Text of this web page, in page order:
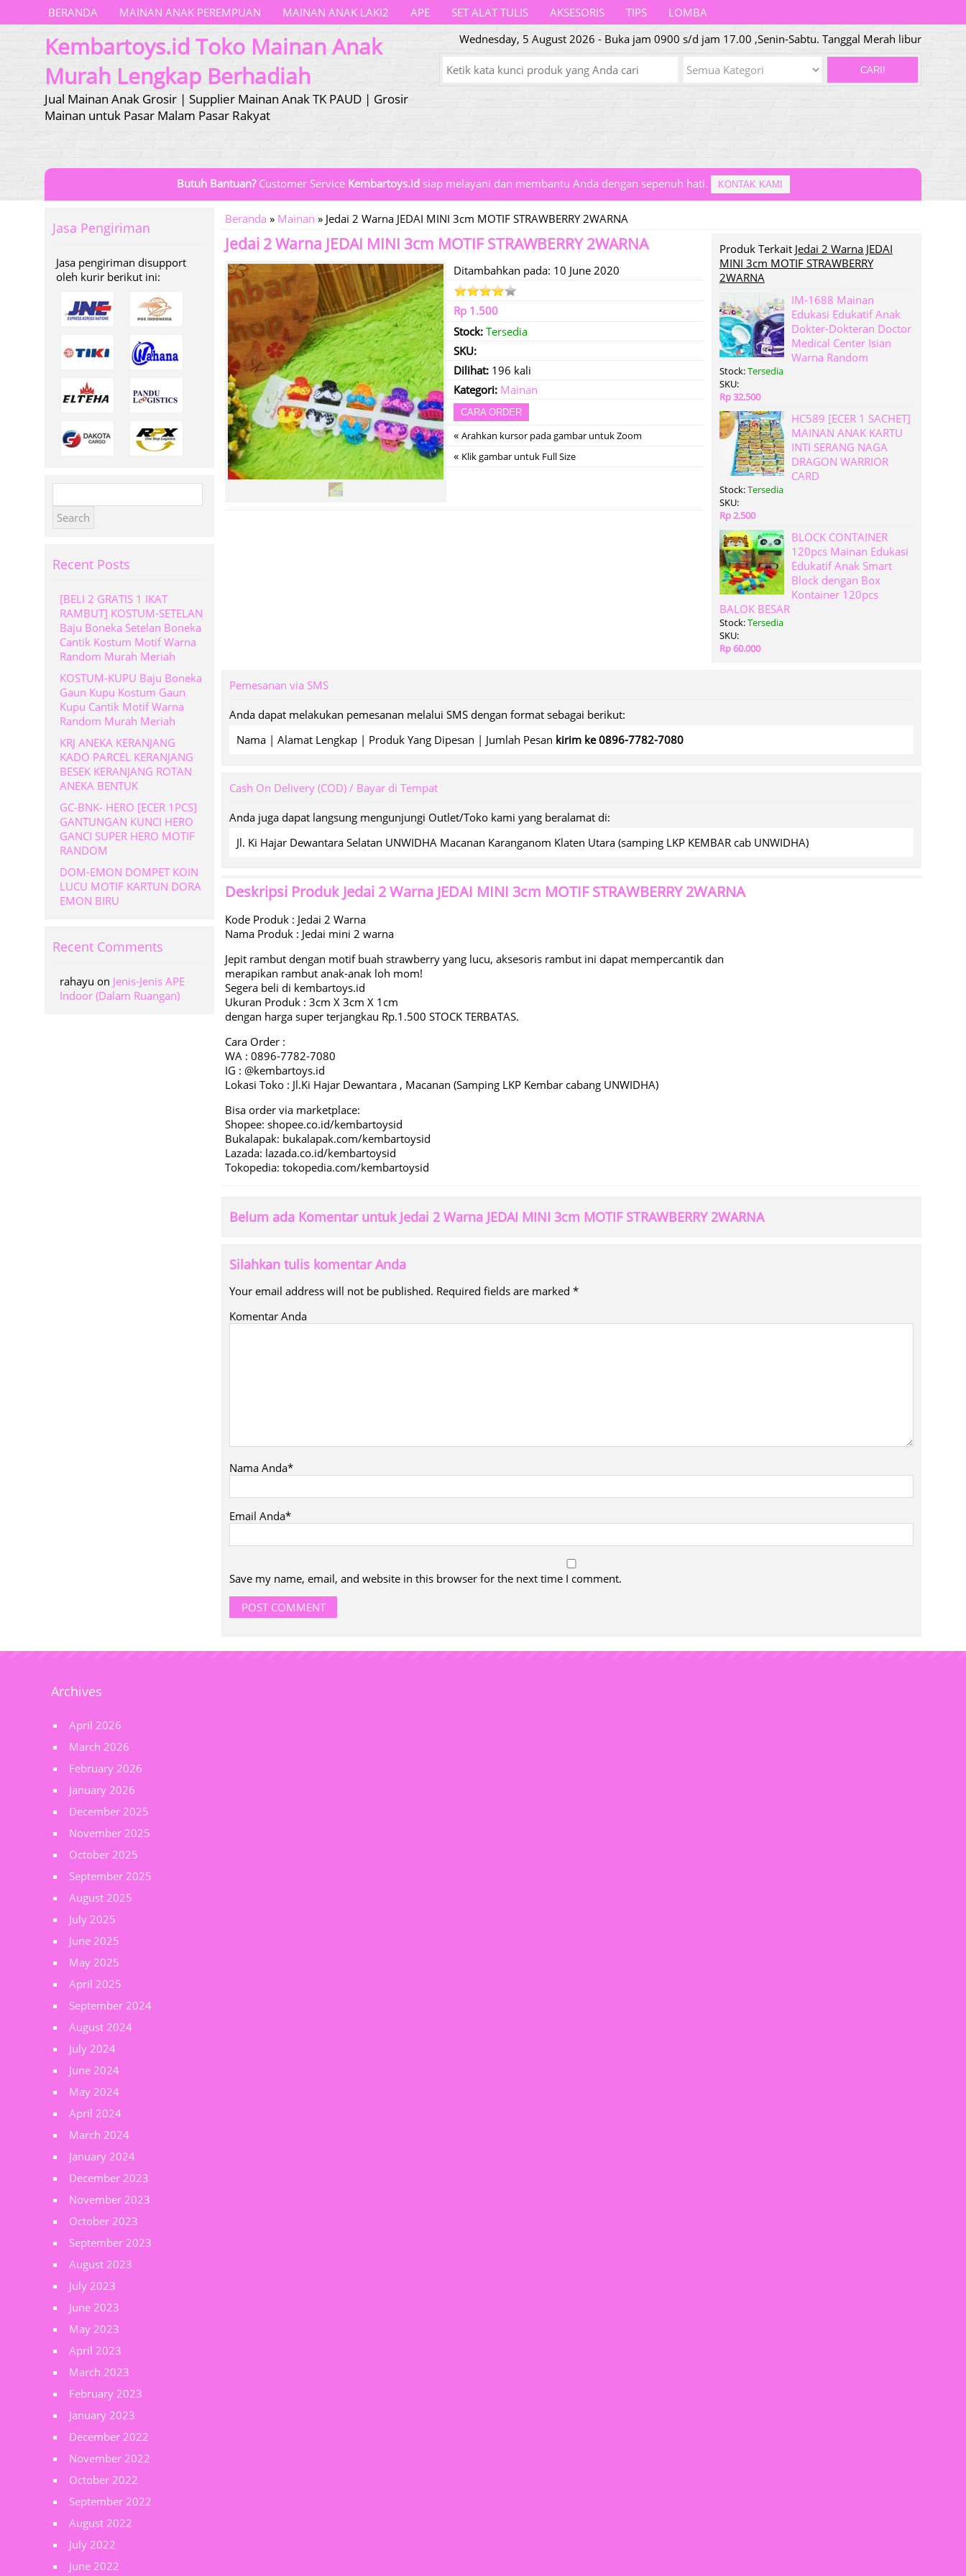
BERANDA MAINAN ANAK PEREMPUAN MAINAN ANAK LAKI2 APE SET ALAT TULIS AKSESORIS TIPS LOMBA
Kembartoys.id Toko Mainan Anak
Murah Lengkap Berhadiah
Jual Mainan Anak Grosir | Supplier Mainan Anak TK PAUD | Grosir
Mainan untuk Pasar Malam Pasar Rakyat
Wednesday, 5 August 2026 - Buka jam 0900 s/d jam 17.00 ,Senin-Sabtu. Tanggal Merah libur
CARI!
Butuh Bantuan?Customer Service Kembartoys.idsiap melayani dan membantu Anda dengan sepenuh hati. KONTAK KAMI
Beranda » Mainan » Jedai 2 Warna JEDAI MINI 3cm MOTIF STRAWBERRY 2WARNA
Jedai 2 Warna JEDAI MINI 3cm MOTIF STRAWBERRY 2WARNA
Ditambahkan pada: 10 June 2020
Rp 1.500
Stock: Tersedia
SKU:
Dilihat: 196 kali
Kategori: Mainan
CARA ORDER
« Arahkan kursor pada gambar untuk Zoom
« Klik gambar untuk Full Size
Produk Terkait Jedai 2 Warna JEDAI
MINI 3cm MOTIF STRAWBERRY
2WARNA
IM-1688 Mainan
Edukasi Edukatif Anak
Dokter-Dokteran Doctor
Medical Center Isian
Warna Random
Stock:Tersedia
SKU:
Rp 32.500
HC589 [ECER 1 SACHET]
MAINAN ANAK KARTU
INTI SERANG NAGA
DRAGON WARRIOR
CARD
Stock:Tersedia
SKU:
Rp 2.500
BLOCK CONTAINER
120pcs Mainan Edukasi
Edukatif Anak Smart
Block dengan Box
Kontainer 120pcs
BALOK BESAR
Stock:Tersedia
SKU:
Rp 60.000
Pemesanan via SMS
Anda dapat melakukan pemesanan melalui SMS dengan format sebagai berikut:
Nama | Alamat Lengkap | Produk Yang Dipesan | Jumlah Pesan kirim ke 0896-7782-7080
Cash On Delivery (COD) / Bayar di Tempat
Anda juga dapat langsung mengunjungi Outlet/Toko kami yang beralamat di:
Jl. Ki Hajar Dewantara Selatan UNWIDHA Macanan Karanganom Klaten Utara (samping LKP KEMBAR cab UNWIDHA)
Deskripsi Produk Jedai 2 Warna JEDAI MINI 3cm MOTIF STRAWBERRY 2WARNA
Kode Produk : Jedai 2 Warna
Nama Produk : Jedai mini 2 warna
Jepit rambut dengan motif buah strawberry yang lucu, aksesoris rambut ini dapat mempercantik dan
merapikan rambut anak-anak loh mom!
Segera beli di kembartoys.id
Ukuran Produk : 3cm X 3cm X 1cm
dengan harga super terjangkau Rp.1.500 STOCK TERBATAS.
Cara Order :
WA : 0896-7782-7080
IG : @kembartoys.id
Lokasi Toko : Jl.Ki Hajar Dewantara , Macanan (Samping LKP Kembar cabang UNWIDHA)
Bisa order via marketplace:
Shopee: shopee.co.id/kembartoysid
Bukalapak: bukalapak.com/kembartoysid
Lazada: lazada.co.id/kembartoysid
Tokopedia: tokopedia.com/kembartoysid
Belum ada Komentar untuk Jedai 2 Warna JEDAI MINI 3cm MOTIF STRAWBERRY 2WARNA
Silahkan tulis komentar Anda
Your email address will not be published. Required fields are marked *
Komentar Anda
Nama Anda*
Email Anda*
Save my name, email, and website in this browser for the next time I comment.
Jasa Pengiriman
Jasa pengiriman disupport
oleh kurir berikut ini:
for:
Recent Posts
[BELI 2 GRATIS 1 IKAT
RAMBUT] KOSTUM-SETELAN
Baju Boneka Setelan Boneka
Cantik Kostum Motif Warna
Random Murah Meriah
KOSTUM-KUPU Baju Boneka
Gaun Kupu Kostum Gaun
Kupu Cantik Motif Warna
Random Murah Meriah
KRJ ANEKA KERANJANG
KADO PARCEL KERANJANG
BESEK KERANJANG ROTAN
ANEKA BENTUK
GC-BNK- HERO [ECER 1PCS]
GANTUNGAN KUNCI HERO
GANCI SUPER HERO MOTIF
RANDOM
DOM-EMON DOMPET KOIN
LUCU MOTIF KARTUN DORA
EMON BIRU
Recent Comments
rahayu on Jenis-Jenis APE
Indoor (Dalam Ruangan)
Archives
April 2026
March 2026
February 2026
January 2026
December 2025
November 2025
October 2025
September 2025
August 2025
July 2025
June 2025
May 2025
April 2025
September 2024
August 2024
July 2024
June 2024
May 2024
April 2024
March 2024
January 2024
December 2023
November 2023
October 2023
September 2023
August 2023
July 2023
June 2023
May 2023
April 2023
March 2023
February 2023
January 2023
December 2022
November 2022
October 2022
September 2022
August 2022
July 2022
June 2022